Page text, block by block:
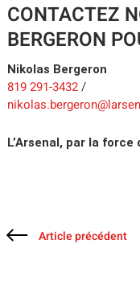
CONTACTEZ
BERGERON
Nikolas Bergeron
819 291-3432/
L’Arsenal, par la
Article précédent